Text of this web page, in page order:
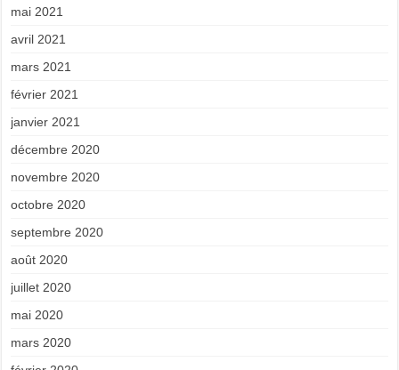
mai 2021
avril 2021
mars 2021
février 2021
janvier 2021
décembre 2020
novembre 2020
octobre 2020
septembre 2020
août 2020
juillet 2020
mai 2020
mars 2020